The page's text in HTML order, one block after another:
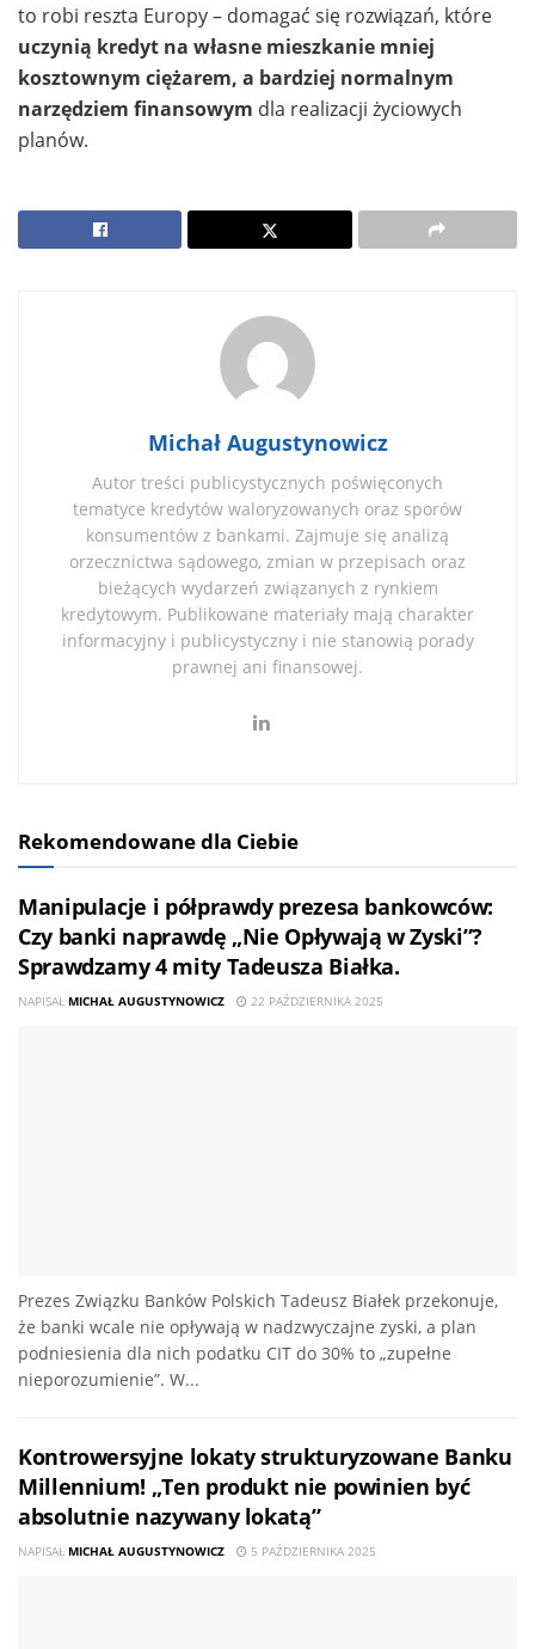
to robi reszta Europy – domagać się rozwiązań, które
uczynią kredyt na własne mieszkanie mniej
kosztownym ciężarem, a bardziej normalnym
narzędziem finansowym dla realizacji życiowych
planów.
Michał Augustynowicz
Autor treści publicystycznych poświęconych
tematyce kredytów waloryzowanych oraz sporów
konsumentów z bankami. Zajmuje się analizą
orzecznictwa sądowego, zmian w przepisach oraz
bieżących wydarzeń związanych z rynkiem
kredytowym. Publikowane materiały mają charakter
informacyjny i publicystyczny i nie stanowią porady
prawnej ani finansowej.
Rekomendowane dla Ciebie
Manipulacje i półprawdy prezesa bankowców:
Czy banki naprawdę „Nie Opływają w Zyski”?
Sprawdzamy 4 mity Tadeusza Białka.
NAPISAŁ MICHAŁ AUGUSTYNOWICZ 22 PAŹDZIERNIKA 2025
Prezes Związku Banków Polskich Tadeusz Białek przekonuje,
że banki wcale nie opływają w nadzwyczajne zyski, a plan
podniesienia dla nich podatku CIT do 30% to „zupełne
nieporozumienie”. W...
Kontrowersyjne lokaty strukturyzowane Banku
Millennium! „Ten produkt nie powinien być
absolutnie nazywany lokatą”
NAPISAŁ MICHAŁ AUGUSTYNOWICZ 5 PAŹDZIERNIKA 2025